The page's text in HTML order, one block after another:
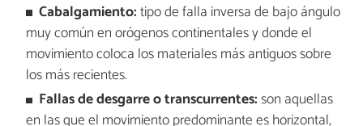
Cabalgamiento:tipo de falla inversa de bajo ángulo
muy común en orógenos continentales y donde el
movimiento coloca los materiales más antiguos sobre
los más recientes.
Fallas de desgarre o transcurrentes:son aquellas
en las que el movimiento predominante es horizontal,